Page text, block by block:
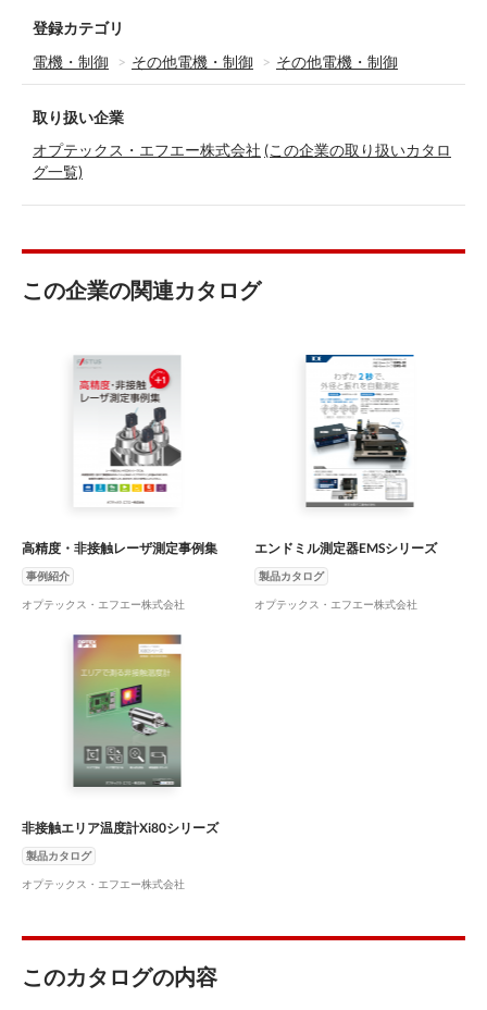
登録カテゴリ
電機・制御
その他電機・制御 その他電機・制御
取り扱い企業
オプテックス・エフエー株式会社 (この企業の取り扱いカタロ
グ一覧)
この企業の関連カタログ
高精度・非接触レーザ測定事例集
事例紹介
オプテックス・エフエー株式会社
エンドミル測定器EMSシリーズ
製品カタログ
オプテックス・エフエー株式会社
非接触エリア温度計Xi80シリーズ
製品カタログ
オプテックス・エフエー株式会社
このカタログの内容